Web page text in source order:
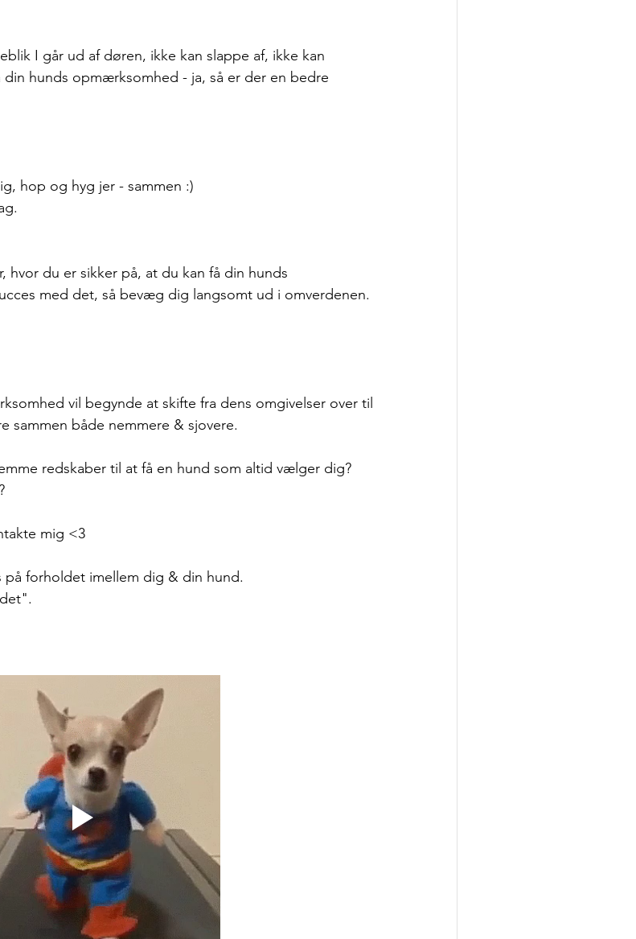
I går ud af døren, ikke kan slappe af, ikke kan
hunds opmærksomhed - ja, så er der en bedre
hop og hyg jer - sammen :)
hvor du er sikker på, at du kan få din hunds
med det, så bevæg dig langsomt ud i omverdenen.
vil begynde at skifte fra dens omgivelser over til
sammen både nemmere & sjovere.
redskaber til at få en hund som altid vælger dig?
mig <3
forholdet imellem dig & din hund.